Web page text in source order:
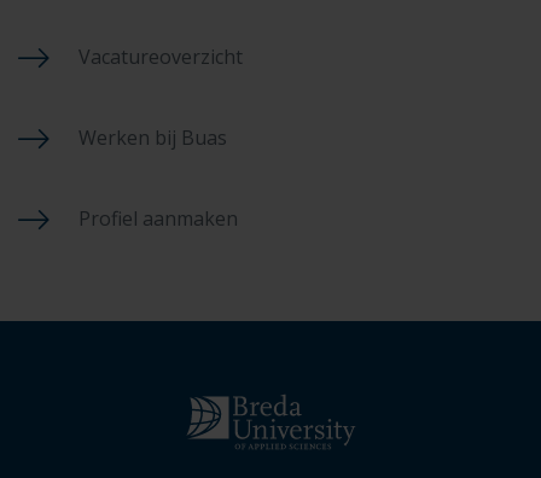
Vacatureoverzicht
Werken bij Buas
Profiel aanmaken